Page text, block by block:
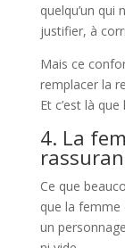
quelqu’un qui
justifier, à
Mais ce
remplacer la
Et c’est là
4. La
Ce que
que la femme
un